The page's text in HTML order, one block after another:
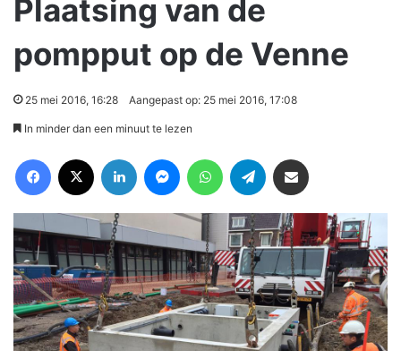
Plaatsing van de
pompput op de Venne
25 mei 2016, 16:28 Aangepast op: 25 mei 2016, 17:08
In minder dan een minuut te lezen